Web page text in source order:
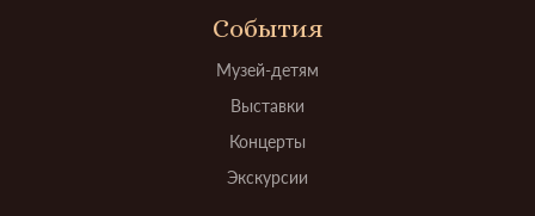
События
Музей-детям
Выставки
Концерты
Экскурсии